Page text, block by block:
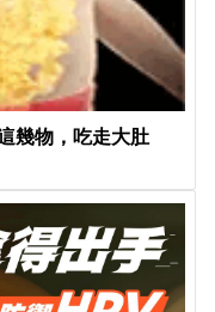
幾物，吃走大肚